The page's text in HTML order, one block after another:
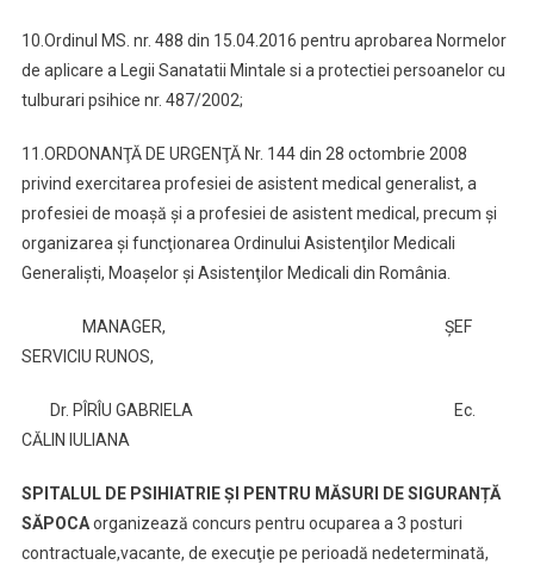
10.Ordinul MS. nr. 488 din 15.04.2016 pentru aprobarea Normelor
de aplicare a Legii Sanatatii Mintale si a protectiei persoanelor cu
tulburari psihice nr. 487/2002;
11.ORDONANŢĂ DE URGENŢĂ Nr. 144 din 28 octombrie 2008
privind exercitarea profesiei de asistent medical generalist, a
profesiei de moaşă şi a profesiei de asistent medical, precum şi
organizarea şi funcţionarea Ordinului Asistenţilor Medicali
Generalişti, Moaşelor şi Asistenţilor Medicali din România.
MANAGER, ȘEF
SERVICIU RUNOS,
Dr. PÎRÎU GABRIELA Ec.
CĂLIN IULIANA
SPITALUL DE PSIHIATRIE ȘI PENTRU MĂSURI DE SIGURANȚĂ
SĂPOCAorganizează concurs pentru ocuparea a 3 posturi
contractuale,vacante, de execuţie pe perioadă nedeterminată,